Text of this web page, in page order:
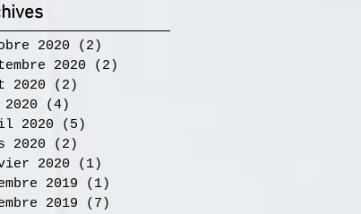
2020 (2)
2020
(2)
2020
(2)
(4)
2020
(5)
2020
(2)
2020
(1)
2019
(1)
2019
(7)